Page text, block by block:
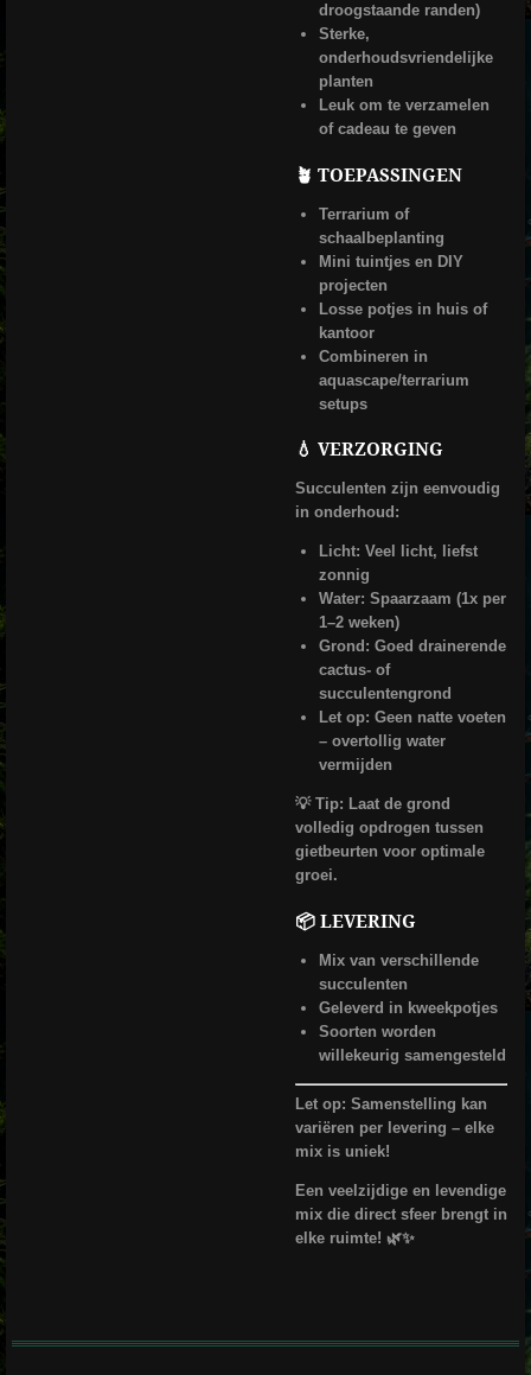
droogstaande randen)
Sterke,
onderhoudsvriendelijke
planten
Leuk om te verzamelen
of cadeau te geven
🪴 TOEPASSINGEN
Terrarium of
schaalbeplanting
Mini tuintjes en DIY
projecten
Losse potjes in huis of
kantoor
Combineren in
aquascape/terrarium
setups
💧 VERZORGING
Succulenten zijn eenvoudig
in onderhoud:
Licht: Veel licht, liefst
zonnig
Water: Spaarzaam (1x per
1–2 weken)
Grond: Goed drainerende
cactus- of
succulentengrond
Let op: Geen natte voeten
– overtollig water
vermijden
💡 Tip: Laat de grond
volledig opdrogen tussen
gietbeurten voor optimale
groei.
📦 LEVERING
Mix van verschillende
succulenten
Geleverd in kweekpotjes
Soorten worden
willekeurig samengesteld
Let op: Samenstelling kan
variëren per levering – elke
mix is uniek!
Een veelzijdige en levendige
mix die direct sfeer brengt in
elke ruimte! 🌿✨